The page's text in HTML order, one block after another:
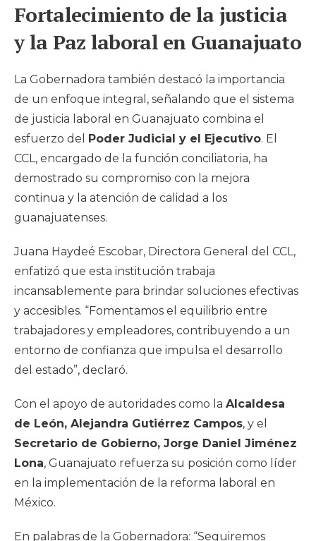
Fortalecimiento de la justicia
y la Paz laboral en Guanajuato
La Gobernadora también destacó la importancia
de un enfoque integral, señalando que el sistema
de justicia laboral en Guanajuato combina el
esfuerzo del Poder Judicial y el Ejecutivo. El
CCL, encargado de la función conciliatoria, ha
demostrado su compromiso con la mejora
continua y la atención de calidad a los
guanajuatenses.
Juana Haydeé Escobar, Directora General del CCL,
enfatizó que esta institución trabaja
incansablemente para brindar soluciones efectivas
y accesibles. “Fomentamos el equilibrio entre
trabajadores y empleadores, contribuyendo a un
entorno de confianza que impulsa el desarrollo
del estado”, declaró.
Con el apoyo de autoridades como la Alcaldesa
de León, Alejandra Gutiérrez Campos, y el
Secretario de Gobierno, Jorge Daniel Jiménez
Lona, Guanajuato refuerza su posición como líder
en la implementación de la reforma laboral en
México.
En palabras de la Gobernadora: “Seguiremos